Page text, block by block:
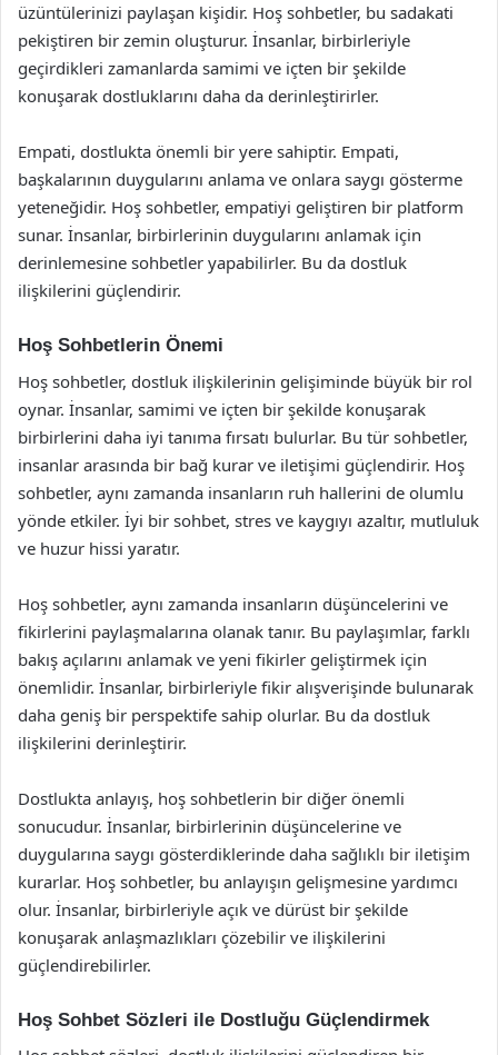
üzüntülerinizi paylaşan kişidir. Hoş sohbetler, bu sadakati
pekiştiren bir zemin oluşturur. İnsanlar, birbirleriyle
geçirdikleri zamanlarda samimi ve içten bir şekilde
konuşarak dostluklarını daha da derinleştirirler.
Empati, dostlukta önemli bir yere sahiptir. Empati,
başkalarının duygularını anlama ve onlara saygı gösterme
yeteneğidir. Hoş sohbetler, empatiyi geliştiren bir platform
sunar. İnsanlar, birbirlerinin duygularını anlamak için
derinlemesine sohbetler yapabilirler. Bu da dostluk
ilişkilerini güçlendirir.
Hoş Sohbetlerin Önemi
Hoş sohbetler, dostluk ilişkilerinin gelişiminde büyük bir rol
oynar. İnsanlar, samimi ve içten bir şekilde konuşarak
birbirlerini daha iyi tanıma fırsatı bulurlar. Bu tür sohbetler,
insanlar arasında bir bağ kurar ve iletişimi güçlendirir. Hoş
sohbetler, aynı zamanda insanların ruh hallerini de olumlu
yönde etkiler. İyi bir sohbet, stres ve kaygıyı azaltır, mutluluk
ve huzur hissi yaratır.
Hoş sohbetler, aynı zamanda insanların düşüncelerini ve
fikirlerini paylaşmalarına olanak tanır. Bu paylaşımlar, farklı
bakış açılarını anlamak ve yeni fikirler geliştirmek için
önemlidir. İnsanlar, birbirleriyle fikir alışverişinde bulunarak
daha geniş bir perspektife sahip olurlar. Bu da dostluk
ilişkilerini derinleştirir.
Dostlukta anlayış, hoş sohbetlerin bir diğer önemli
sonucudur. İnsanlar, birbirlerinin düşüncelerine ve
duygularına saygı gösterdiklerinde daha sağlıklı bir iletişim
kurarlar. Hoş sohbetler, bu anlayışın gelişmesine yardımcı
olur. İnsanlar, birbirleriyle açık ve dürüst bir şekilde
konuşarak anlaşmazlıkları çözebilir ve ilişkilerini
güçlendirebilirler.
Hoş Sohbet Sözleri ile Dostluğu Güçlendirmek